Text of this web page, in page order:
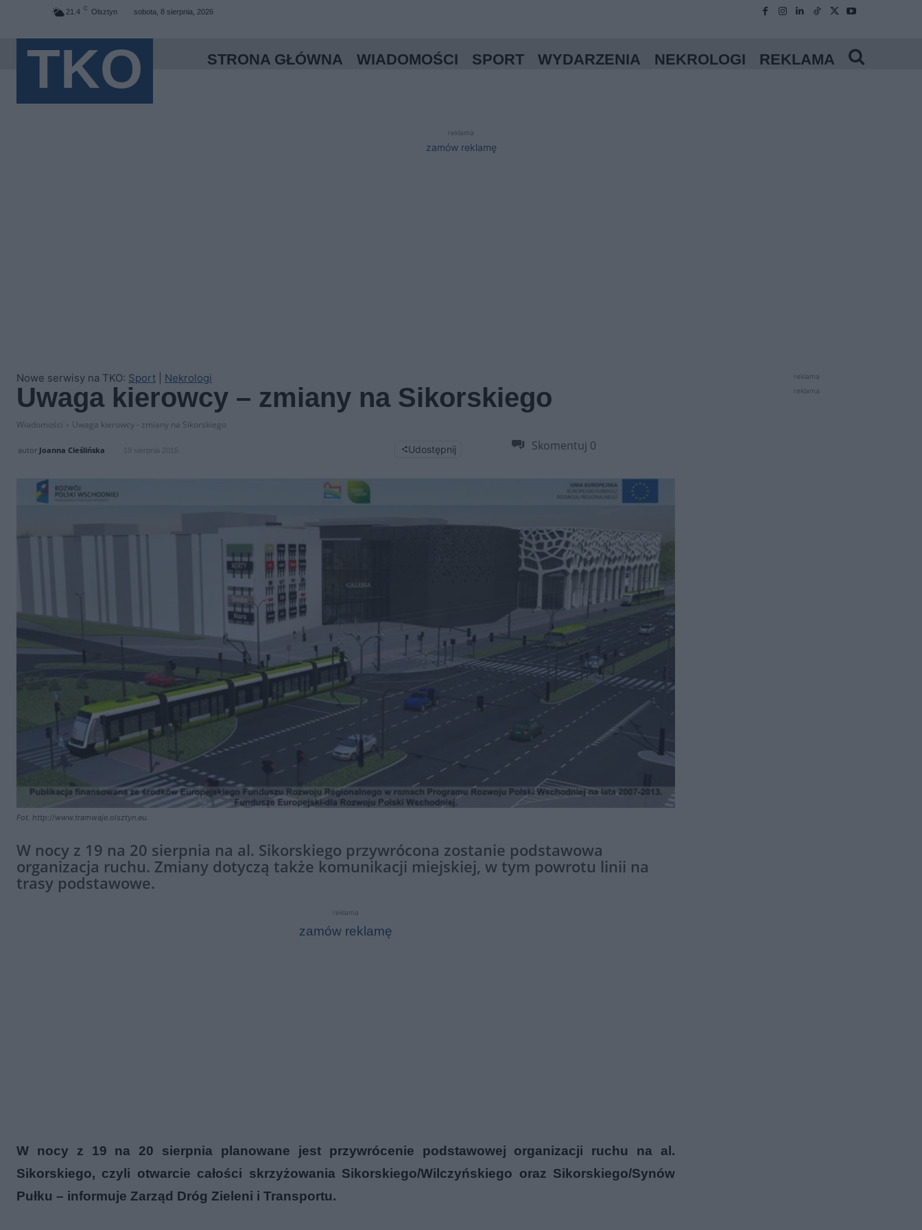
21.4 C Olsztyn sobota, 8 sierpnia, 2026
TKO STRONA GŁÓWNA WIADOMOŚCI SPORT WYDARZENIA NEKROLOGI REKLAMA
reklama
zamów reklamę
Nowe serwisy na TKO: Sport Nekrologi
Uwaga kierowcy – zmiany na Sikorskiego
Wiadomości Uwaga kierowcy - zmiany na Sikorskiego
autor Joanna Cieślińska 19 sierpnia 2015 Udostępnij Skomentuj 0
Fot. http://www.tramwaje.olsztyn.eu.
W nocy z 19 na 20 sierpnia na al. Sikorskiego przywrócona zostanie podstawowa
organizacja ruchu. Zmiany dotyczą także komunikacji miejskiej, w tym powrotu linii na
trasy podstawowe.
reklama
zamów reklamę
W nocy z 19 na 20 sierpnia planowane jest przywrócenie podstawowej organizacji ruchu na al.
Sikorskiego, czyli otwarcie całości skrzyżowania Sikorskiego/Wilczyńskiego oraz Sikorskiego/Synów
Pułku – informuje Zarząd Dróg Zieleni i Transportu.
reklama
reklama